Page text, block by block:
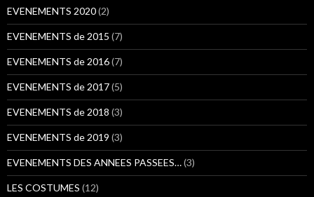
:EVENEMENTS 2020(2)
EVENEMENTS de 2015 (7)
EVENEMENTS de 2016(7)
EVENEMENTS de 2017(5)
EVENEMENTS de 2018 (3)
EVENEMENTS de 2019 (3)
EVENEMENTS DES ANNEES PASSEES…(3)
LES COSTUMES (12)